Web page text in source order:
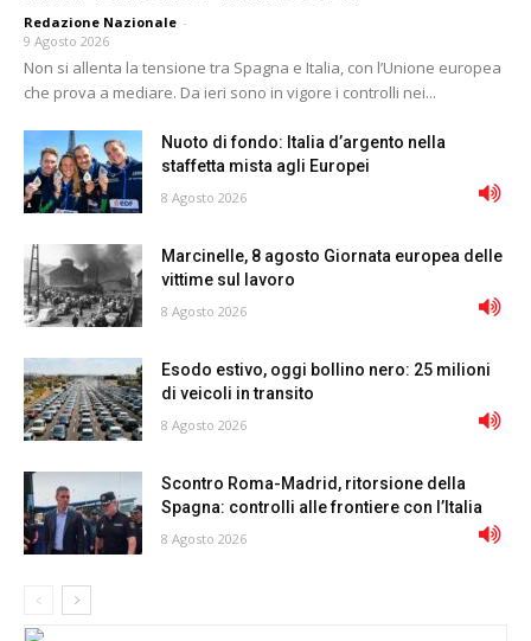
Redazione Nazionale -
9 Agosto 2026
Non si allenta la tensione tra Spagna e Italia, con l’Unione europea
che prova a mediare. Da ieri sono in vigore i controlli nei...
Nuoto di fondo: Italia d’argento nella
staffetta mista agli Europei
8 Agosto 2026
Marcinelle, 8 agosto Giornata europea delle
vittime sul lavoro
8 Agosto 2026
Esodo estivo, oggi bollino nero: 25 milioni
di veicoli in transito
8 Agosto 2026
Scontro Roma-Madrid, ritorsione della
Spagna: controlli alle frontiere con l’Italia
8 Agosto 2026